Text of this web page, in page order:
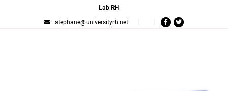
Lab RH
stephane@universityrh.net